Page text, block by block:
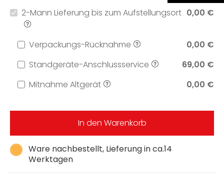
Ware nachbestellt, Lieferung in ca.14
Werktagen
2-Mann Lieferung bis zum Aufstellungsort 0,00 €
Verpackungs-Rücknahme
0,00 €
Standgeräte-Anschlussservice
69,00 €
Mitnahme Altgerät
0,00 €
In den Warenkorb